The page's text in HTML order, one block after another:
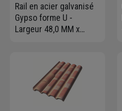
Rail en acier galvanisé
Gypso forme U -
Largeur 48,0 MM x